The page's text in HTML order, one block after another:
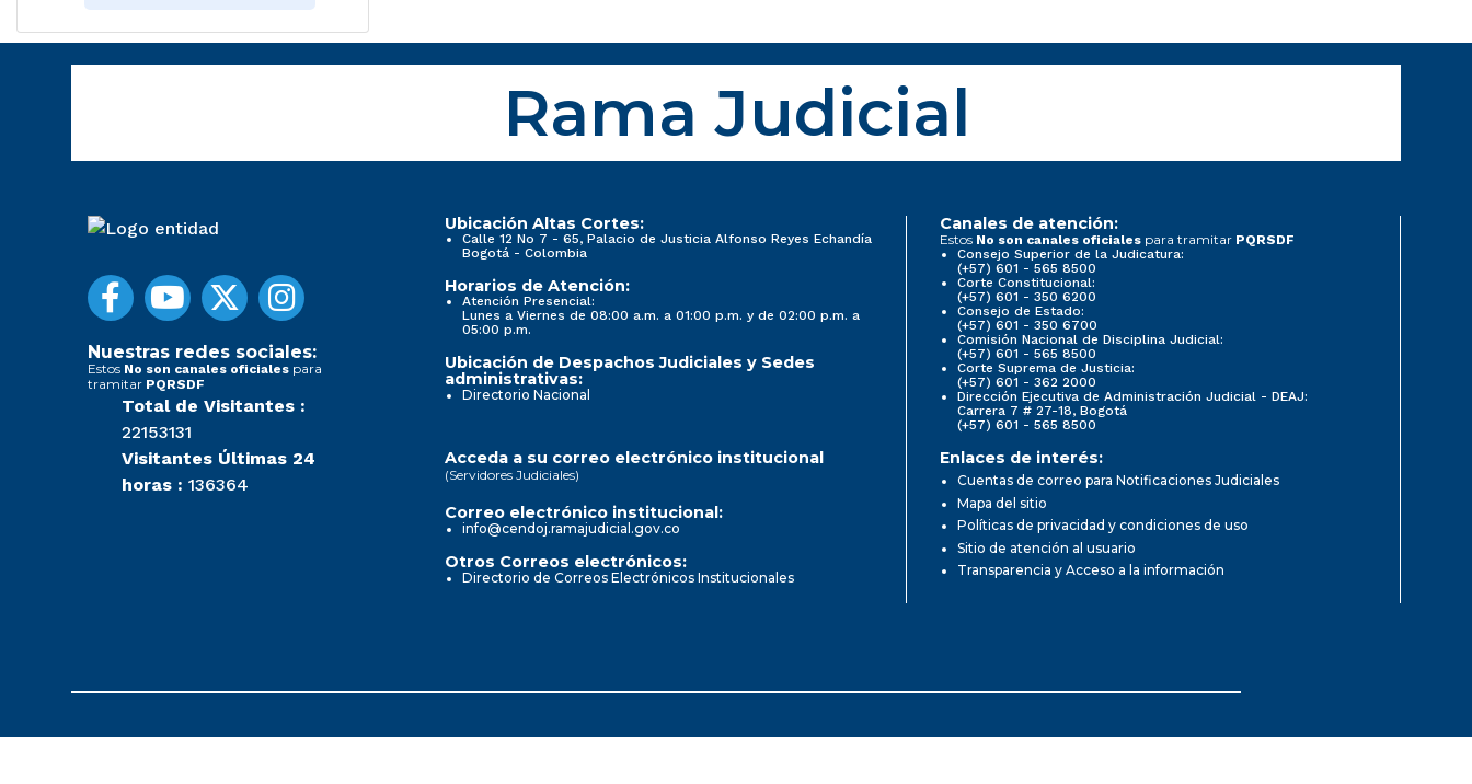
Rama Judicial
Nuestras redes sociales:
Estos No son canales oficiales para
tramitar PQRSDF
Total de Visitantes :
22153131
Visitantes Últimas 24
horas : 136364
Ubicación Altas Cortes:
Calle 12 No 7 - 65, Palacio de Justicia Alfonso Reyes Echandía
Bogotá - Colombia
Horarios de Atención:
Atención Presencial:
Lunes a Viernes de 08:00 a.m. a 01:00 p.m. y de 02:00 p.m. a
05:00 p.m.
Ubicación de Despachos Judiciales y Sedes
administrativas:
Directorio Nacional
Canales de atención:
Estos No son canales oficiales para tramitar PQRSDF
Consejo Superior de la Judicatura:
(+57) 601 - 565 8500
Corte Constitucional:
(+57) 601 - 350 6200
Consejo de Estado:
(+57) 601 - 350 6700
Comisión Nacional de Disciplina Judicial:
(+57) 601 - 565 8500
Corte Suprema de Justicia:
(+57) 601 - 362 2000
Dirección Ejecutiva de Administración Judicial - DEAJ:
Carrera 7 # 27-18, Bogotá
(+57) 601 - 565 8500
Acceda a su correo electrónico institucional
(Servidores Judiciales)
Correo electrónico institucional:
info@cendoj.ramajudicial.gov.co
Otros Correos electrónicos:
Directorio de Correos Electrónicos Institucionales
Enlaces de interés:
Cuentas de correo para Notificaciones Judiciales
Mapa del sitio
Políticas de privacidad y condiciones de uso
Sitio de atención al usuario
Transparencia y Acceso a la información